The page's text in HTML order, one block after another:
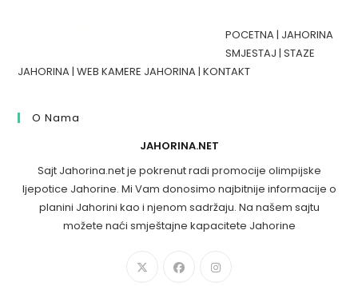
POCETNA| JAHORINA
SMJESTAJ |STAZE
JAHORINA|WEB KAMERE JAHORINA|KONTAKT
O Nama
JAHORINA.NET
Sajt Jahorina.net je pokrenut radi promocije olimpijske
ljepotice Jahorine. Mi Vam donosimo najbitnije informacije o
planini Jahorini kao i njenom sadržaju. Na našem sajtu
možete naći smještajne kapacitete Jahorine